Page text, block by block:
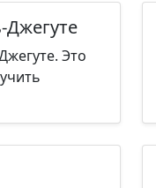
Джегуте
Это